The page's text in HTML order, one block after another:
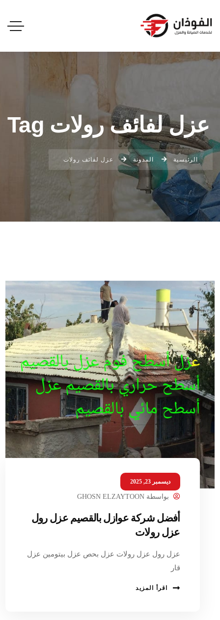
عزل لفائف رولات Tag
الرئيسية المدونة عزل لفائف رولات
ديسمبر 23, 2025
بواسطةGHOSN ELZAYTOON
أفضل شركة عوازل بالقصيم عزل رول
عزل رولات
عزل رول عزل رولات عزل بحص عزل بيتومين عزل
قار
اقرأ المزيد